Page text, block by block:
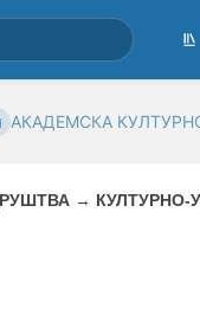
АКАДЕМСКА
→ КУЛТУРНО-